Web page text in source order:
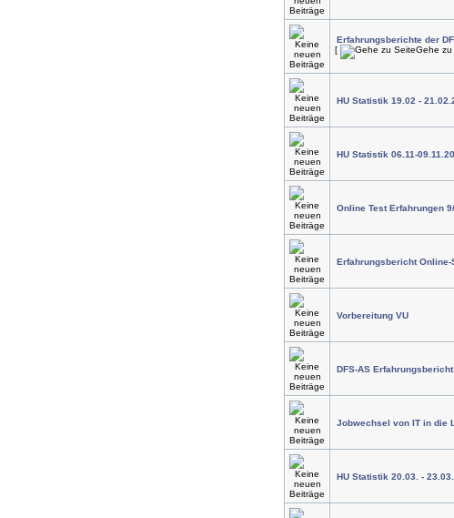
Erfahrungsberichte der
[
Gehe zu
HU Statistik 19.02 -
HU Statistik 06.11-
Online Test Erfahrungen
Erfahrungsbericht Online-
Vorbereitung VU
DFS-AS Erfahrungsbericht
Jobwechsel von IT in die
HU Statistik 20.03. -